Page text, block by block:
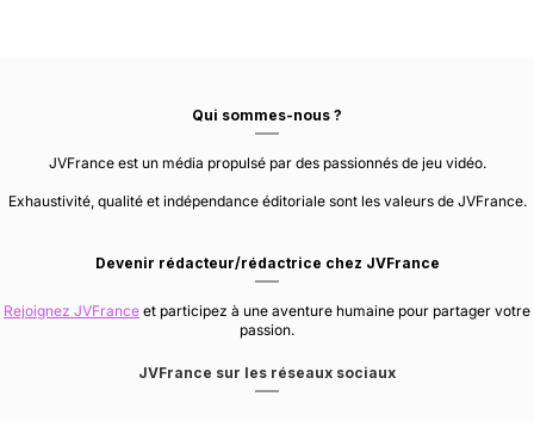
Qui sommes-nous ?
JVFrance est un média propulsé par des passionnés de jeu vidéo.
Exhaustivité, qualité et indépendance éditoriale sont les valeurs de JVFrance.
Devenir rédacteur/rédactrice chez JVFrance
Rejoignez JVFrance et participez à une aventure humaine pour partager votre
passion.
JVFrance sur les réseaux sociaux